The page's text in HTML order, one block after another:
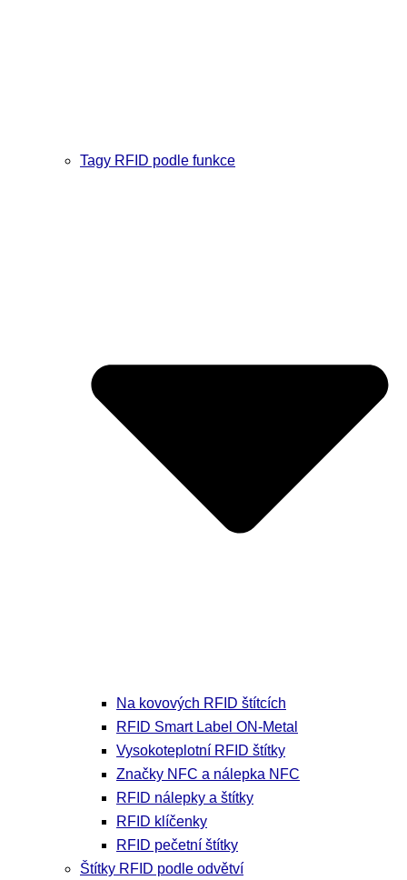
Tagy RFID podle funkce
Na kovových RFID štítcích
RFID Smart Label ON-Metal
Vysokoteplotní RFID štítky
Značky NFC a nálepka NFC
RFID nálepky a štítky
RFID klíčenky
RFID pečetní štítky
Štítky RFID podle odvětví